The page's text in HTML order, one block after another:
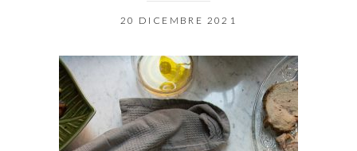
20 DICEMBRE 2021